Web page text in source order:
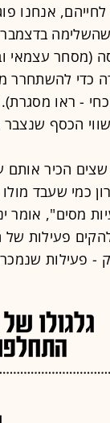
בדצמבר
(מסחר עצמאי
כדי להשתחרר
הכסף שנצבר
הכיר אותם
כמי שעבד
מסים", אומר
פעילות
- פעילות